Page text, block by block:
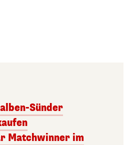
Sünder
Matchwinner im